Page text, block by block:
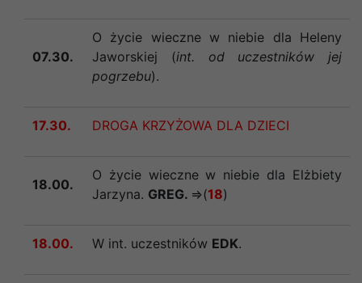
07.30.
O życie wieczne w niebie dla Heleny
Jaworskiej (int. od uczestników jej
pogrzebu).
17.30. DROGA KRZYŻOWA DLA DZIECI
18.00.
O życie wieczne w niebie dla Elżbiety
Jarzyna. GREG. =>(18)
18.00. W int. uczestników EDK.